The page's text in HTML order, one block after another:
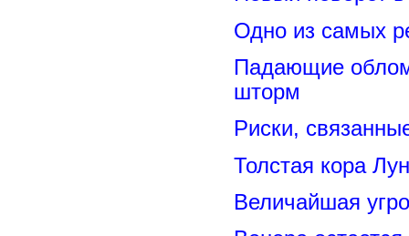
Одно из самых
Падающие
шторм
Риски,
Толстая кора
Величайшая